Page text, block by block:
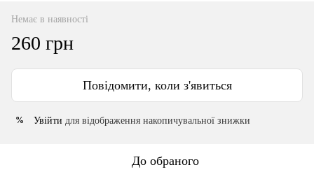
Немає в наявності
260 грн
Повідомити, коли з'явиться
% Увійти для відображення накопичувальної знижки
До обраного